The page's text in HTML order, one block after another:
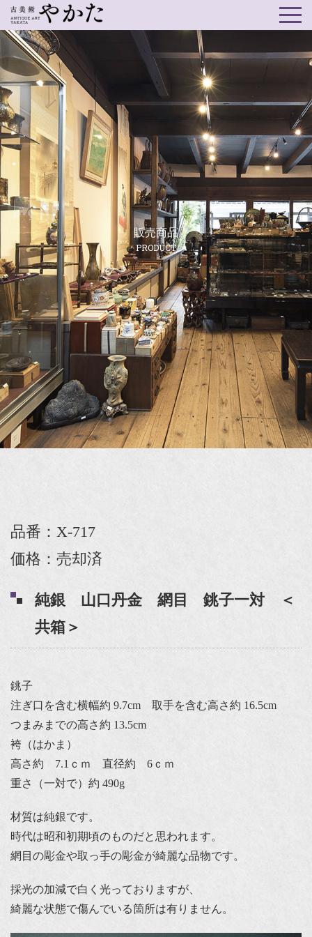
販売商品
PRODUCT
品番：X-717
価格：売却済
純銀 山口丹金 網目 銚子一対 ＜
共箱＞
銚子
注ぎ口を含む横幅約 9.7cm 取手を含む高さ約 16.5cm
つまみまでの高さ約 13.5cm
袴（はかま）
高さ約 7.1ｃｍ 直径約 6ｃｍ
重さ（一対で）約 490g
材質は純銀です。
時代は昭和初期頃のものだと思われます。
網目の彫金や取っ手の彫金が綺麗な品物です。
採光の加減で白く光っておりますが、
綺麗な状態で傷んでいる箇所は有りません。